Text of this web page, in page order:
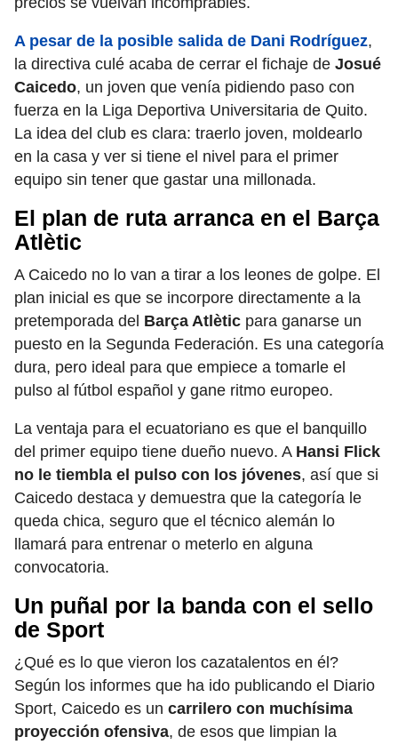
A pesar de la posible salida de Dani Rodríguez,
la directiva culé acaba de cerrar el fichaje de Josué
Caicedo, un joven que venía pidiendo paso con
fuerza en la Liga Deportiva Universitaria de Quito.
La idea del club es clara: traerlo joven, moldearlo
en la casa y ver si tiene el nivel para el primer
equipo sin tener que gastar una millonada.
El plan de ruta arranca en el Barça
Atlètic
A Caicedo no lo van a tirar a los leones de golpe. El
plan inicial es que se incorpore directamente a la
pretemporada del Barça Atlètic para ganarse un
puesto en la Segunda Federación. Es una categoría
dura, pero ideal para que empiece a tomarle el
pulso al fútbol español y gane ritmo europeo.
La ventaja para el ecuatoriano es que el banquillo
del primer equipo tiene dueño nuevo. A Hansi Flick
no le tiembla el pulso con los jóvenes, así que si
Caicedo destaca y demuestra que la categoría le
queda chica, seguro que el técnico alemán lo
llamará para entrenar o meterlo en alguna
convocatoria.
Un puñal por la banda con el sello
de Sport
¿Qué es lo que vieron los cazatalentos en él?
Según los informes que ha ido publicando el Diario
Sport, Caicedo es un carrilero con muchísima
proyección ofensiva, de esos que limpian la